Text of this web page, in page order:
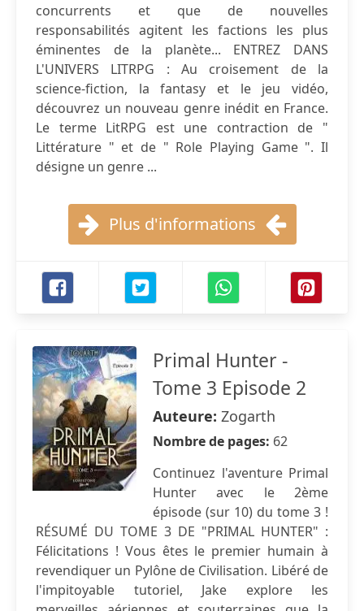
concurrents et que de nouvelles
responsabilités agitent les factions les plus
éminentes de la planète... ENTREZ DANS
L'UNIVERS LITRPG : Au croisement de la
science-fiction, la fantasy et le jeu vidéo,
découvrez un nouveau genre inédit en France.
Le terme LitRPG est une contraction de "
Littérature " et de " Role Playing Game ". Il
désigne un genre ...
Plus d'informations
Primal Hunter -
Tome 3 Episode 2
Auteure: Zogarth
Nombre de pages: 62
Continuez l'aventure Primal
Hunter avec le 2ème
épisode (sur 10) du tome 3 !
RÉSUMÉ DU TOME 3 DE "PRIMAL HUNTER" :
Félicitations ! Vous êtes le premier humain à
revendiquer un Pylône de Civilisation. Libéré de
l'impitoyable tutoriel, Jake explore les